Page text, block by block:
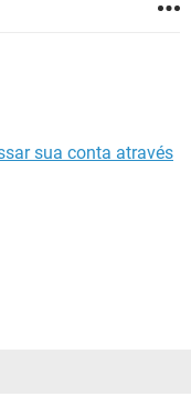
sua conta através